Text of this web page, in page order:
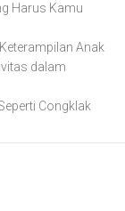
Harus Kamu
Anak
dalam
Congklak